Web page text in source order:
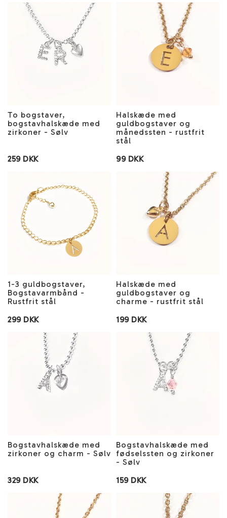
To bogstaver,
bogstavhalskæde med
zirkoner - Sølv
259 DKK
Halskæde med
guldbogstaver og
månedssten - rustfrit
stål
99 DKK
1-3 guldbogstaver,
Bogstavarmbånd -
Rustfrit stål
299 DKK
Halskæde med
guldbogstaver og
charme - rustfrit stål
199 DKK
Bogstavhalskæde med
zirkoner og charm - Sølv
329 DKK
Bogstavhalskæde med
fødselssten og zirkoner
- Sølv
159 DKK